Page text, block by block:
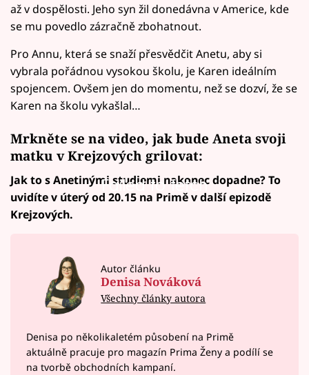
až v dospělosti. Jeho syn žil donedávna v Americe, kde
se mu povedlo zázračně zbohatnout.
Pro Annu, která se snaží přesvědčit Anetu, aby si
vybrala pořádnou vysokou školu, je Karen ideálním
spojencem. Ovšem jen do momentu, než se dozví, že se
Karen na školu vykašlal…
Mrkněte se na video, jak bude Aneta svoji
matku v Krejzových grilovat:
Failed to fetch
Jak to s Anetinými studiemi nakonec dopadne? To
uvidíte v úterý od 20.15 na Primě v další epizodě
Krejzových.
Autor článku
Denisa Nováková
Všechny články autora
Denisa po několikaletém působení na Primě
aktuálně pracuje pro magazín Prima Ženy a podílí se
na tvorbě obchodních kampaní.